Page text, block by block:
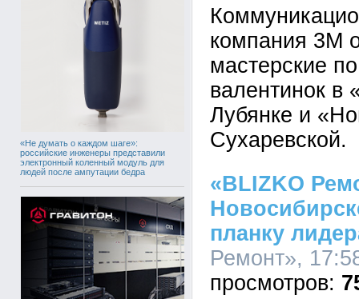
«Не думать о каждом шаге»:
российские инженеры представили
электронный коленный модуль для
людей после ампутации бедра
компания 3М
мастерские
валентинок в
Лубянке и
Сухаревской.
«BLIZKO
планку
Ремонт»,